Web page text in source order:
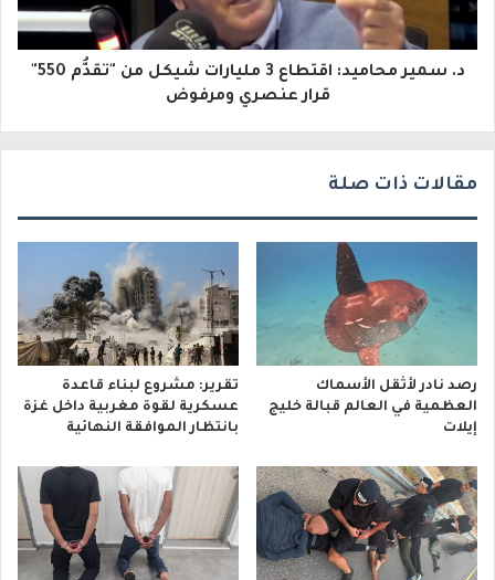
و
د. سمير محاميد: اقتطاع 3 مليارات شيكل من "تقدُّم 550"
قرار عنصري ومرفوض
مقالات ذات صلة
رصد نادر لأثقل الأسماك
العظمية في العالم قبالة خليج
إيلات
تقرير: مشروع لبناء قاعدة
عسكرية لقوة مغربية داخل غزة
بانتظار الموافقة النهائية